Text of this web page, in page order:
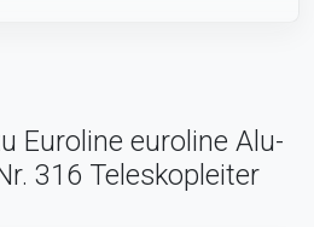
Euroline euroline Alu-
316 Teleskopleiter